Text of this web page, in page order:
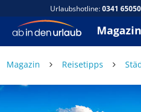
Urlaubshotline:0341
Magazin
Magazin Reisetipps